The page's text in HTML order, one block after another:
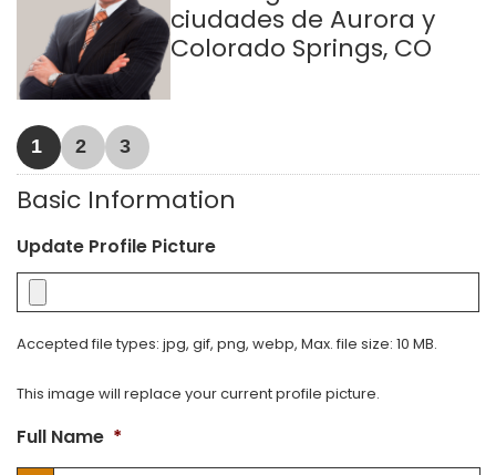
ciudades de Aurora y
Colorado Springs, CO
1 2 3
Basic Information
Update Profile Picture
Accepted file types: jpg, gif, png, webp, Max. file size: 10 MB.
This image will replace your current profile picture.
Full Name *